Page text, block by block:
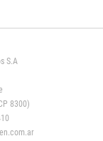
S.A
8300)